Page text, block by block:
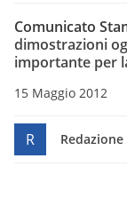
Comunicato
dimostrazioni
importante per
15 Maggio 2012
R Redazione